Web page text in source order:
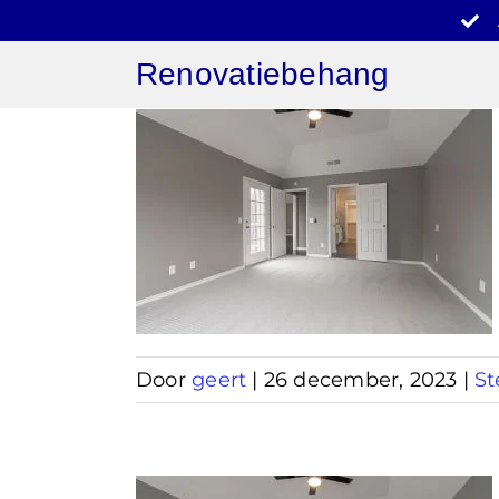
naar
Renovatiebehang
Doorgeert | 26 december, 2023 |